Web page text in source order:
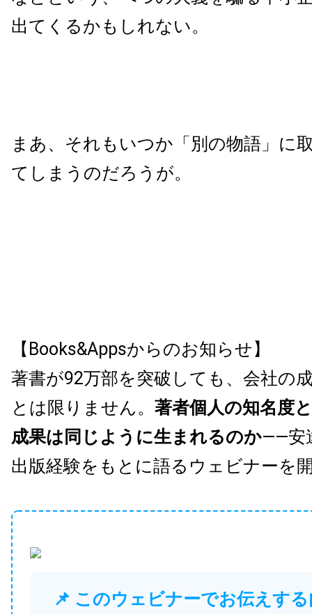
出てくるかもしれない。
まあ、それもいつか「別の物語」に
てしまうのだろうが。
【Books&Appsからのお知らせ】
著書が92万部を突破しても、会社の
とは限りません。 著者個人の知名度
成果は同じように生まれるのか——安
出版経験をもとに語るウェビナーを
📌 このウェビナーでお伝えす